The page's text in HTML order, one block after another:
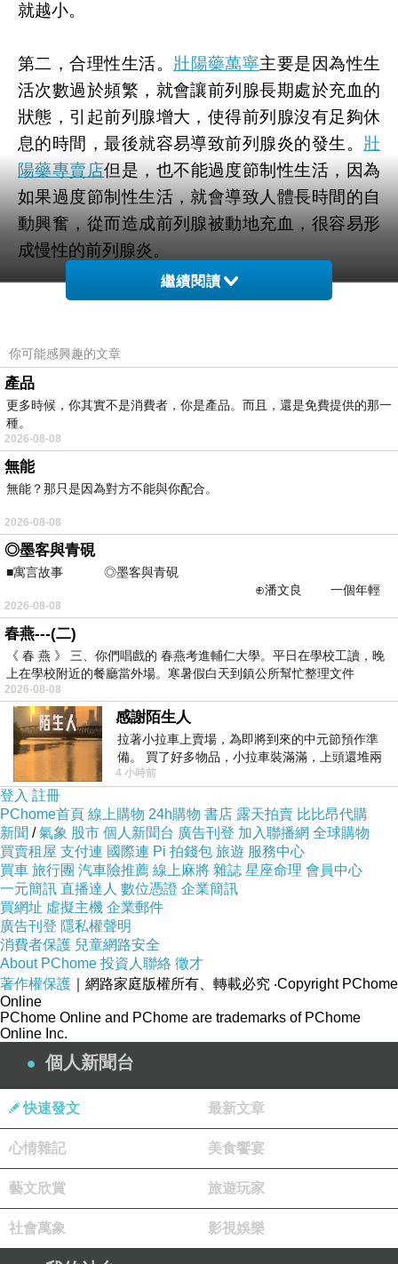
就越小。
第二，合理性生活。 壯陽藥萬寧主要是因為性生
活次數過於頻繁，就會讓前列腺長期處於充血的
狀態，引起前列腺增大，使得前列腺沒有足夠休
息的時間，最後就容易導致前列腺炎的發生。 壯
陽藥專賣店但是，也不能過度節制性生活，因為
如果過度節制性生活，就會導致人體長時間的自
動興奮，從而造成前列腺被動地充血，很容易形
成慢性的前列腺炎。
第三，保持幹凈衛生。主要就是要經常清洗前列
藏汙納垢，並且由於通風性差，容易因此細菌感
染。而且特別要註意的就是陰囊部位，
臣氏這個部位的汗腺較多，皮膚伸縮性較大，要
著重註意。當然，如果男性有包皮，還要清洗包
皮內部，防止臟東西的沈積，從而導致感染。
第四，養成良好的生活習慣。
蔬菜、粗糧，防止便秘。因為便秘對前列腺也有
一定的影響，所以平時要保持合理的排便規律。
而且，要經常洗溫水澡，不然圖涼爽，洗冷水
澡，這樣也可以有效預防前列腺炎。
第五，不要長時間久坐。因為人在坐的時候，上
半身的重量基本上都會壓在了前列腺的位置，很
容易使前列腺部位的血液循環不暢，導致代謝物
堆積不能及時排出，壯陽藥品從而造成前列腺管
道堵塞，引發前列腺炎。
經常鍛煉，男性壯陽藥最好是經常跑步。不用多
說，經常鍛煉是可以增強人體抵抗力的。而跑步
不僅可以有效增強體質，而且在一定程度上還可
以對前列腺起到一定的按摩作用，改善前列腺的
血液循環。但是，不要過度。
上一篇： 這是真的，喝啤酒會尿路結石
繼續閱讀
你可能感興趣的文章
產品
更多時候，你其實不是消費者，你是產品。而且，還是免費提供的那一
種。
2026-08-08
無能
無能？那只是因為對方不能與你配合。
2026-08-08
◎墨客與青硯
■寓言故事 ◎墨客與青硯
⊕潘文良 一個年輕
的墨客，在京城的古玩肆裡
2026-08-08
春燕---(二)
《 春 燕 》 三、你們唱戲的 春燕考進輔仁大學。平日在學校工讀，晚
上在學校附近的餐廳當外場。寒暑假白天到鎮公所幫忙整理文件
2026-08-08
感謝陌生人
拉著小拉車上賣場，為即將到來的中元節預作準
備。 買了好多物品，小拉車裝滿滿，上頭還堆兩
紙箱。 雖辛苦了點，這點程度我一個人搬
4 小時前
登入 註冊
PChome首頁 線上購物 24h購物 書店 露天拍賣 比比昂代購
新聞 /氣象 股市 個人新聞台 廣告刊登 加入聯播網 全球購物
買賣租屋 支付連 國際連 Pi 拍錢包 旅遊 服務中心
買車 旅行團 汽車險推薦 線上麻將 雜誌 星座命理 會員中心
一元簡訊 直播達人 數位憑證 企業簡訊
買網址 虛擬主機 企業郵件
廣告刊登 隱私權聲明
消費者保護 兒童網路安全
About PChome 投資人聯絡 徵才
著作權保護 ｜網路家庭版權所有、轉載必究 ‧Copyright PChome
Online
PChome Online and PChome are trademarks of PChome
Online Inc.
個人新聞台
快速發文 最新文章
心情雜記 美食饗宴
藝文欣賞 旅遊玩家
社會萬象 影視娛樂